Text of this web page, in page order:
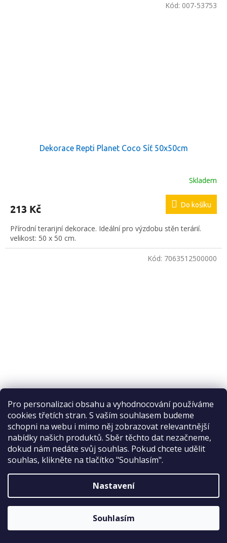
Pro personalizaci obsahu a vyhodnocování používáme
cookies třetích stran. S vaším souhlasem budeme
schopni na webu i mimo něj zobrazovat relevantnější
nabídky našich produktů. Sběr těchto dat nezačneme,
dokud nám nedáte svůj souhlas. Pokud chcete udělit
souhlas, klikněte na tlačítko "Souhlasím".
Nastavení
Souhlasím
Dekorace Repti Planet Coco Síť 50x50cm
Skladem
213 Kč Do košíku
Přírodní terarijní dekorace. Ideální pro výzdobu stěn terárií.
velikost: 50 x 50 cm.
Kód: 007-53753
HOBBY Kokos Modul 30, 30x30 cm
Skladem
458 Kč
Rozměry: 30 x 30 cm
Kód: 7063512500000
Kód:7063511000000
Sleva 2 %
na první nákup
ODESLAT
Zásady zpracování osobních údajů